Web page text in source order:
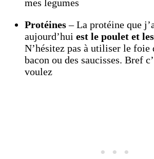
mes legumes
Protéines– La protéine que
aujourd’hui est le poulet et
N’hésitez pas à utiliser le foie
bacon ou des saucisses. Bref
voulez